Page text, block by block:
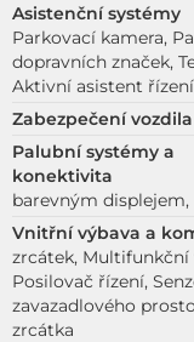
Asistenční systémy
Parkovací kamera,
dopravních značek,
Aktivní asistent řízení
Zabezpečení vozdila
Palubní systémy a
konektivita
barevným displejem,
Vnitřní výbava a
zrcátek,
Posilovač řízení,
zavazadlového
zrcátka